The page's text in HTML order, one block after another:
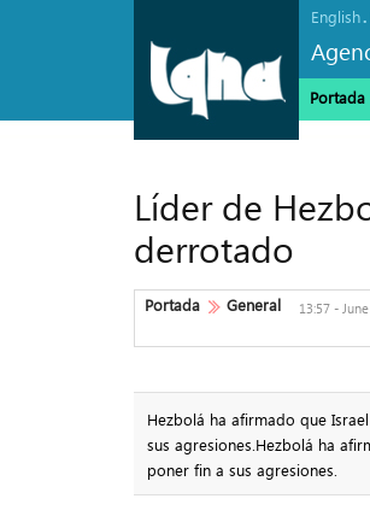
English.
Portada
Líder de
derrotado
Portada General
13:57 -
Hezbolá ha afirmado que
sus agresiones.Hezbolá ha
poner fin a sus agresiones.